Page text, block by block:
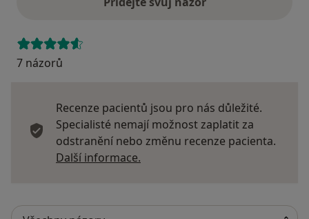
7 názorů
Recenze pacientů jsou pro nás důležité.
Specialisté nemají možnost zaplatit za
odstranění nebo změnu recenze pacienta.
Další informace.